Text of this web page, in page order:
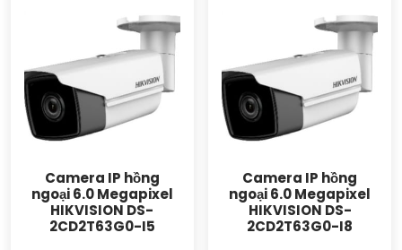
Camera IP hồng
ngoại 6.0 Megapixel
HIKVISION DS-
2CD2T63G0-I5
Camera IP hồng
ngoại 6.0 Megapixel
HIKVISION DS-
2CD2T63G0-I8